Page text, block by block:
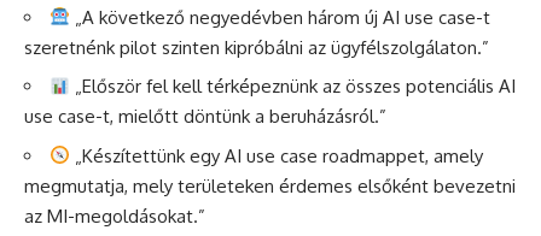
„A következő negyedévben három új AI use case-t
szeretnénk pilot szinten kipróbálni az ügyfélszolgálaton.”
„Először fel kell térképeznünk az összes potenciális AI
use case-t, mielőtt döntünk a beruházásról.”
„Készítettünk egy AI use case roadmappet, amely
megmutatja, mely területeken érdemes elsőként bevezetni
az MI-megoldásokat.”